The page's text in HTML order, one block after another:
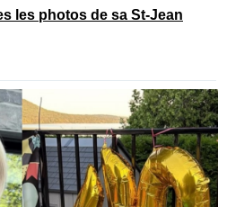
les photos de sa St-Jean